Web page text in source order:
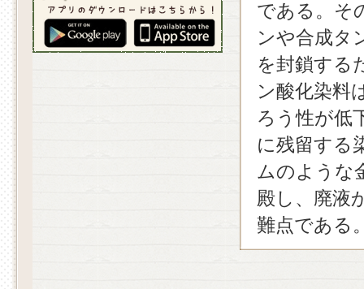
である。そ
ンや合成タ
を封鎖する
ン酸化染料
ろう性が低
に残留する
ムのような
殿し、廃液
難点である